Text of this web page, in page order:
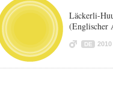
Läckerli-
(Englischer
DE 2010